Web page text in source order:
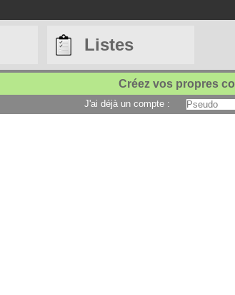
Listes
Créez vos propres
J'ai déjà un compte :